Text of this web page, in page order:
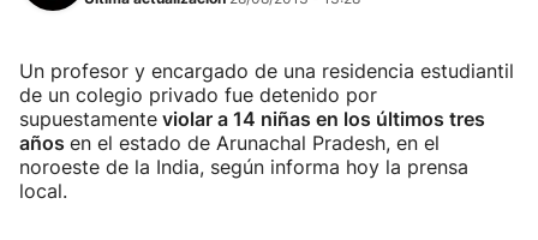
Un profesor y encargado de una residencia estudiantil
de un colegio privado fue detenido por
supuestamente violar a 14 niñas en los últimos tres
años en el estado de Arunachal Pradesh, en el
noroeste de la India, según informa hoy la prensa
local.